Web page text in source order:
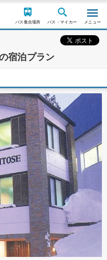
バス集合場所 バス・マイカー メニュー
宿泊プラン